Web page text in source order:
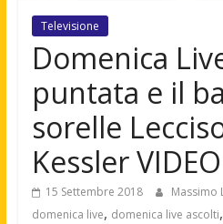
Televisione
Domenica
puntata e il
sorelle
Kessler VIDEO
15 Settembre 2018 Massimo
domenica live, domenica live ascolti,